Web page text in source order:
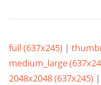
full (637x245) |
medium_large
2048x2048 (637x245)